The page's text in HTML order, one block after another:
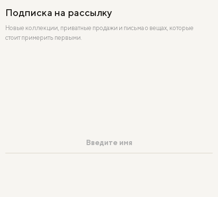
Подписка на рассылку
Новые коллекции, приватные продажи и письма о вещах, которые
стоит примерить первыми.